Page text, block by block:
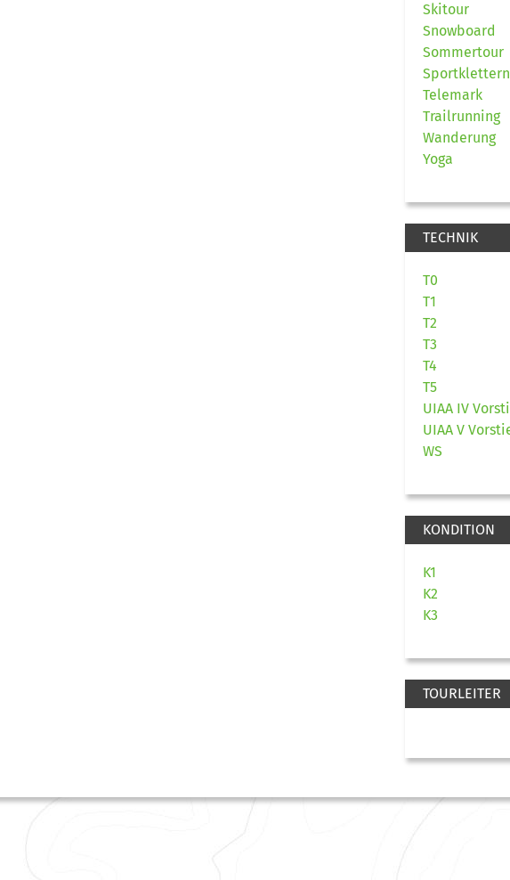
Skitour
Snowboard
Sommertour
Sportklettern
Telemark
Trailrunning
Wanderung
Yoga
TECHNIK
T0
T1
T2
T3
T4
T5
UIAA IV
UIAA V
WS
KONDITION
K1
K2
K3
TOURLEITER